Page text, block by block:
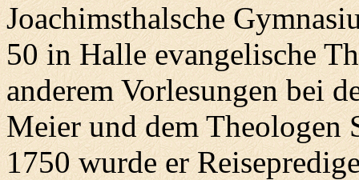
Joachimsthalsche
50 in Halle evangelische
anderem Vorlesungen bei
Meier und dem Theologen
1750 wurde er